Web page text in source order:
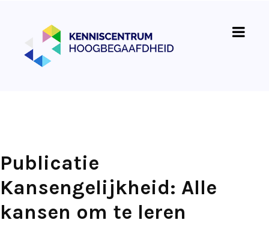
Publicatie
Kansengelijkheid: Alle
kansen om te leren